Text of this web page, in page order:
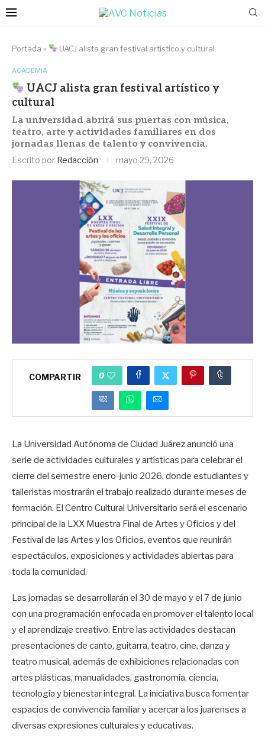
Portada » UACJ alista gran festival artístico y cultural
ACADEMIA
UACJ alista gran festival artístico y
cultural
La universidad abrirá sus puertas con música,
teatro, arte y actividades familiares en dos
jornadas llenas de talento y convivencia.
Escrito por Redacción mayo 29, 2026
COMPARTIR 0
La Universidad Autónoma de Ciudad Juárez anunció una
serie de actividades culturales y artísticas para celebrar el
cierre del semestre enero-junio 2026, donde estudiantes y
talleristas mostrarán el trabajo realizado durante meses de
formación. El Centro Cultural Universitario será el escenario
principal de la LXX Muestra Final de Artes y Oficios y del
Festival de las Artes y los Oficios, eventos que reunirán
espectáculos, exposiciones y actividades abiertas para
toda la comunidad.
Las jornadas se desarrollarán el 30 de mayo y el 7 de junio
con una programación enfocada en promover el talento local
y el aprendizaje creativo. Entre las actividades destacan
presentaciones de canto, guitarra, teatro, cine, danza y
teatro musical, además de exhibiciones relacionadas con
artes plásticas, manualidades, gastronomía, ciencia,
tecnología y bienestar integral. La iniciativa busca fomentar
espacios de convivencia familiar y acercar a los juarenses a
diversas expresiones culturales y educativas.